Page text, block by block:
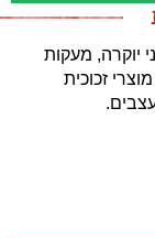
יוקרה, מעקות
זכוכית